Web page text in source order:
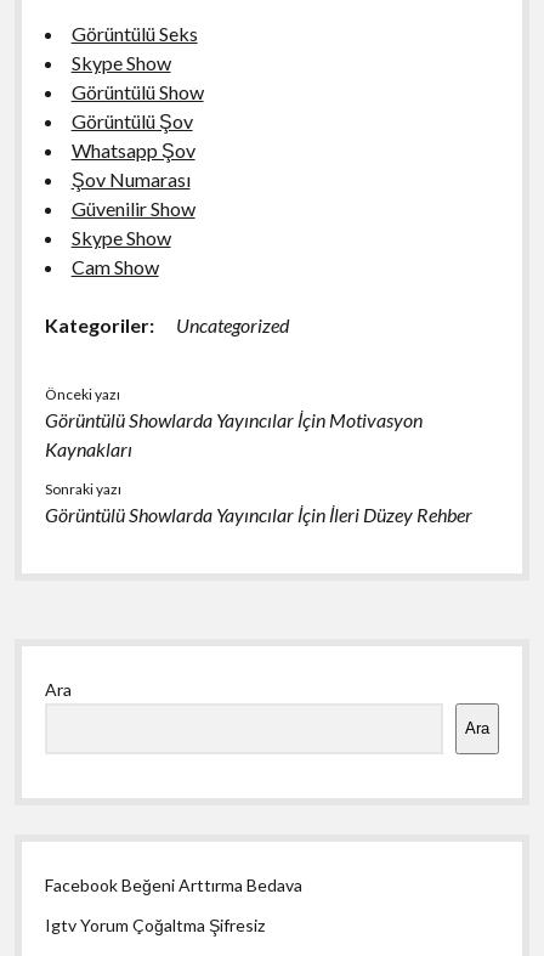
Görüntülü Seks
Skype Show
Görüntülü Show
Görüntülü Şov
Whatsapp Şov
Şov Numarası
Güvenilir Show
Skype Show
Cam Show
Kategoriler: Uncategorized
Önceki yazı
Görüntülü Showlarda Yayıncılar İçin Motivasyon
Kaynakları
Sonraki yazı
Görüntülü Showlarda Yayıncılar İçin İleri Düzey Rehber
Yan
Menü
Ara
Ara
Facebook Beğeni Arttırma Bedava
Igtv Yorum Çoğaltma Şifresiz